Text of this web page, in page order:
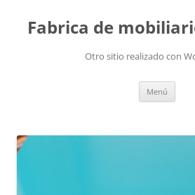
Fabrica de
Otro sitio realizado con
Menú